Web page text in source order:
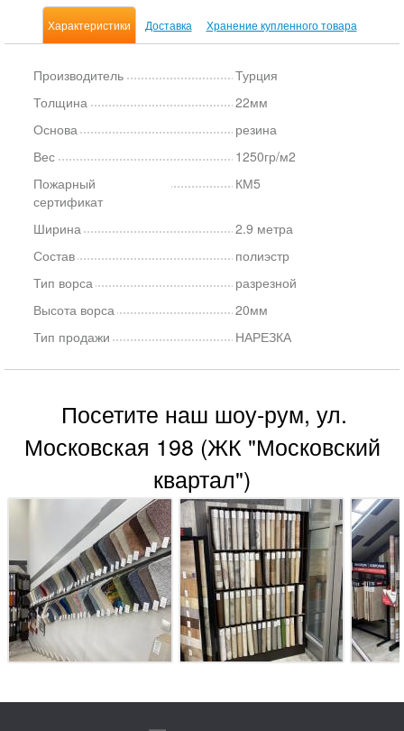
Характеристики Доставка Хранение купленного товара
Производитель
Турция
Толщина
22мм
Основа
резина
Вес
1250гр/м2
Пожарный
сертификат
КМ5
Ширина
2.9 метра
Состав
полиэстр
Тип ворса
разрезной
Высота ворса
20мм
Тип продажи
НАРЕЗКА
Посетите наш шоу-рум, ул.
Московская 198 (ЖК "Московский
квартал")